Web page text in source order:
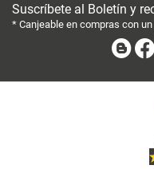
Suscríbete al Boletín y
* Canjeable en compras con